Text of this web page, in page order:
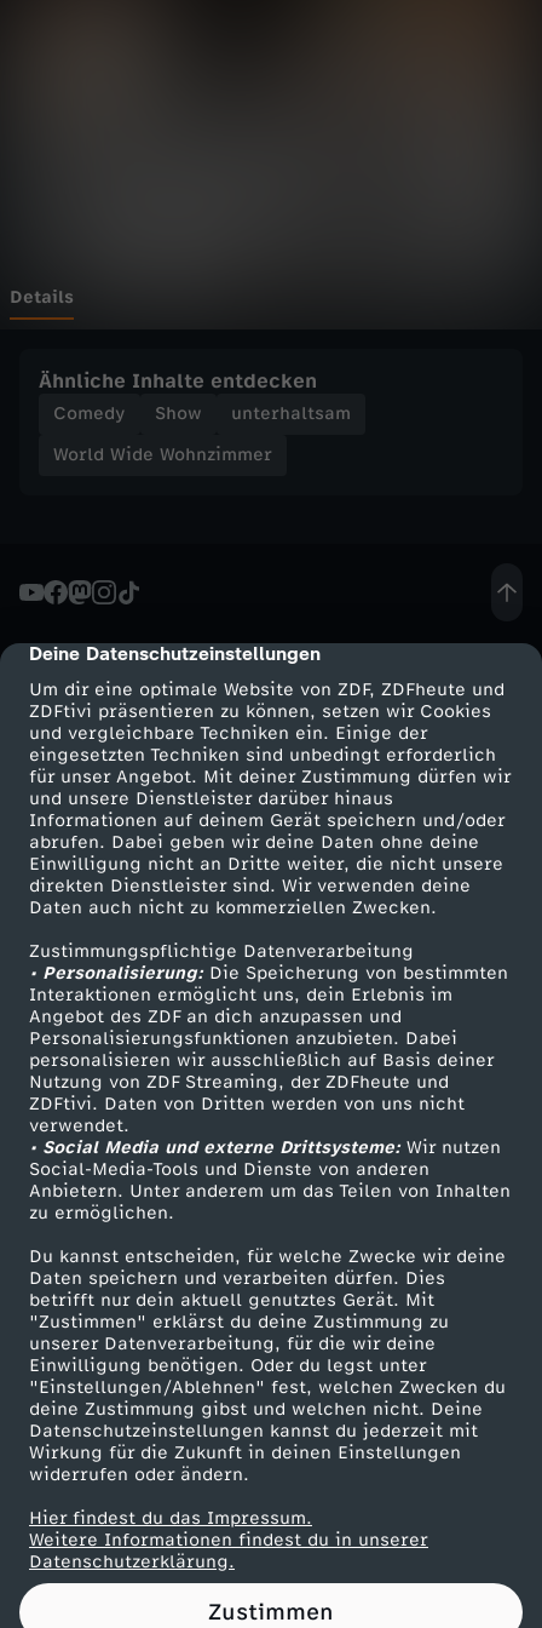
cmp-dialog-description
Deine Datenschutzeinstellungen
Um dir eine optimale Website von ZDF, ZDFheute und
ZDFtivi präsentieren zu können, setzen wir Cookies
und vergleichbare Techniken ein. Einige der
eingesetzten Techniken sind unbedingt erforderlich
für unser Angebot. Mit deiner Zustimmung dürfen wir
und unsere Dienstleister darüber hinaus
Informationen auf deinem Gerät speichern und/oder
abrufen. Dabei geben wir deine Daten ohne deine
Einwilligung nicht an Dritte weiter, die nicht unsere
direkten Dienstleister sind. Wir verwenden deine
Daten auch nicht zu kommerziellen Zwecken.
Zustimmungspflichtige Datenverarbeitung
• Personalisierung:Die Speicherung von bestimmten
Interaktionen ermöglicht uns, dein Erlebnis im
Angebot des ZDF an dich anzupassen und
Personalisierungsfunktionen anzubieten. Dabei
personalisieren wir ausschließlich auf Basis deiner
Nutzung von ZDF Streaming, der ZDFheute und
ZDFtivi. Daten von Dritten werden von uns nicht
verwendet.
• Social Media und externe Drittsysteme:Wir nutzen
Social-Media-Tools und Dienste von anderen
Anbietern. Unter anderem um das Teilen von Inhalten
zu ermöglichen.
Du kannst entscheiden, für welche Zwecke wir deine
Daten speichern und verarbeiten dürfen. Dies
betrifft nur dein aktuell genutztes Gerät. Mit
"Zustimmen" erklärst du deine Zustimmung zu
unserer Datenverarbeitung, für die wir deine
Einwilligung benötigen. Oder du legst unter
"Einstellungen/Ablehnen" fest, welchen Zwecken du
deine Zustimmung gibst und welchen nicht. Deine
Datenschutzeinstellungen kannst du jederzeit mit
Wirkung für die Zukunft in deinen Einstellungen
widerrufen oder ändern.
Hier findest du das Impressum.
Weitere Informationen findest du in unserer
Datenschutzerklärung.
Zustimmen
n
i
e
r
-
S
e
x
-
P
o
d
c
a
s
t
,
K
r
i
Details
Ähnliche Inhalte entdecken
Comedy Show
unterhaltsam
World Wide Wohnzimmer
Mehr ZDF
ZDF-Apps
Smart TV
ZDFtext
Livestreams
Sendungen A-Z
TV-Programm
Service
ZDFmitreden
Kontakt zum ZDF
Tickets
Zuschauerservice
Hilfe
ZDF Unternehmen
Karriere
ZDF goes Schule
Werbefernsehen
Mainzelmännchen
Partner